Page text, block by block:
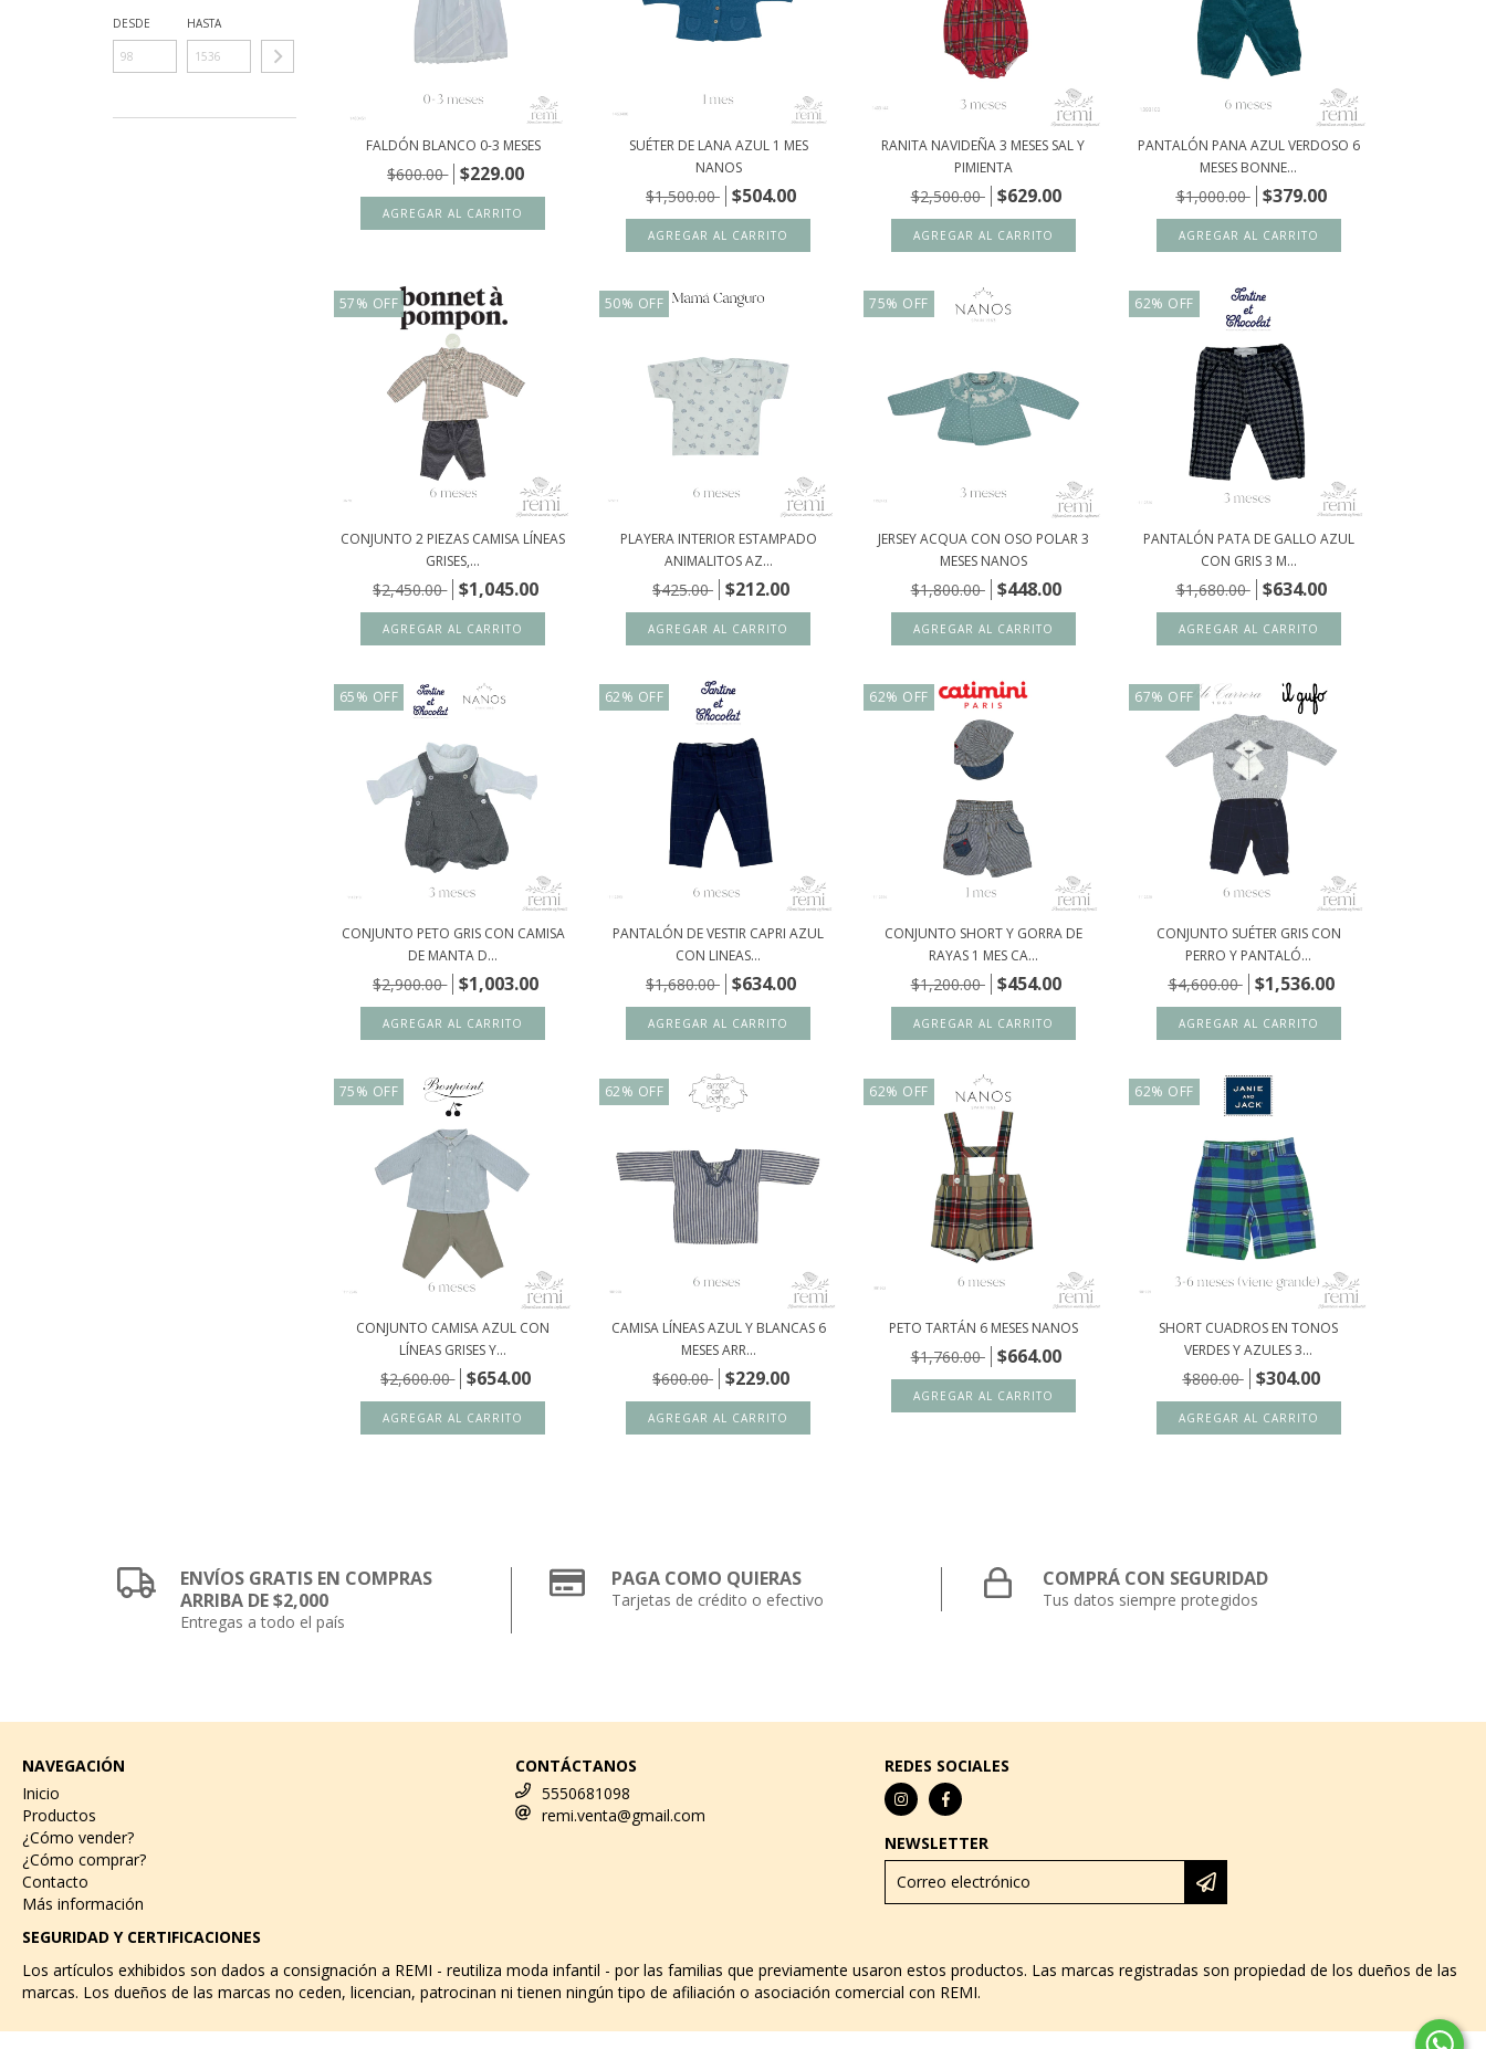
DESDE HASTA
FALDÓN BLANCO 0-3 MESES
$600.00 $229.00
SUÉTER DE LANA AZUL 1 MES
NANOS
$1,500.00 $504.00
RANITA NAVIDEÑA 3 MESES SAL Y
PIMIENTA
$2,500.00 $629.00
PANTALÓN PANA AZUL VERDOSO 6
MESES BONNE...
$1,000.00 $379.00
57% OFF
CONJUNTO 2 PIEZAS CAMISA LÍNEAS
GRISES,...
$2,450.00 $1,045.00
50% OFF
PLAYERA INTERIOR ESTAMPADO
ANIMALITOS AZ...
$425.00 $212.00
75% OFF
JERSEY ACQUA CON OSO POLAR 3
MESES NANOS
$1,800.00 $448.00
62% OFF
PANTALÓN PATA DE GALLO AZUL
CON GRIS 3 M...
$1,680.00 $634.00
65% OFF
CONJUNTO PETO GRIS CON CAMISA
DE MANTA D...
$2,900.00 $1,003.00
62% OFF
PANTALÓN DE VESTIR CAPRI AZUL
CON LINEAS...
$1,680.00 $634.00
62% OFF
CONJUNTO SHORT Y GORRA DE
RAYAS 1 MES CA...
$1,200.00 $454.00
67% OFF
CONJUNTO SUÉTER GRIS CON
PERRO Y PANTALÓ...
$4,600.00 $1,536.00
75% OFF
CONJUNTO CAMISA AZUL CON
LÍNEAS GRISES Y...
$2,600.00 $654.00
62% OFF
CAMISA LÍNEAS AZUL Y BLANCAS 6
MESES ARR...
$600.00 $229.00
62% OFF
PETO TARTÁN 6 MESES NANOS
$1,760.00 $664.00
62% OFF
SHORT CUADROS EN TONOS
VERDES Y AZULES 3...
$800.00 $304.00
ENVÍOS GRATIS EN COMPRAS
ARRIBA DE $2,000
Entregas a todo el país
PAGA COMO QUIERAS
Tarjetas de crédito o efectivo
COMPRÁ CON SEGURIDAD
Tus datos siempre protegidos
NAVEGACIÓN
Inicio
Productos
¿Cómo vender?
¿Cómo comprar?
Contacto
Más información
CONTÁCTANOS
5550681098
remi.venta@gmail.com
REDES SOCIALES
NEWSLETTER
SEGURIDAD Y CERTIFICACIONES
Los artículos exhibidos son dados a consignación a REMI - reutiliza moda infantil - por las familias que previamente usaron estos productos. Las marcas registradas son propiedad de los dueños de las
marcas. Los dueños de las marcas no ceden, licencian, patrocinan ni tienen ningún tipo de afiliación o asociación comercial con REMI.